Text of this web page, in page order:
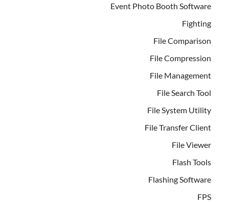
Event Photo Booth Software
Fighting
File Comparison
File Compression
File Management
File Search Tool
File System Utility
File Transfer Client
File Viewer
Flash Tools
Flashing Software
FPS